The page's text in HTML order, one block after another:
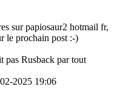
sur papiosaur2 hotmail fr,
le prochain post :-)
pas Rusback par tout
2025 19:06